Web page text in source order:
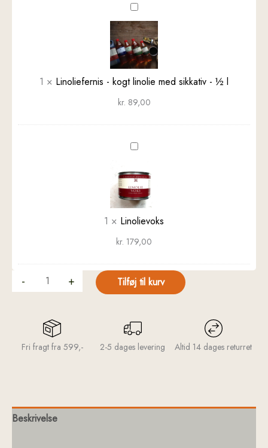
Linoliefernis
-
kogt
linolie
med
sikkativ
½
l
1 × Linoliefernis - kogt linolie med sikkativ - ½ l
kr. 89,00
Linolievoks
1 × Linolievoks
kr. 179,00
- + Tilføj til kurv
Fri fragt fra 599,- 2-5 dages levering Altid 14 dages returret
Beskrivelse